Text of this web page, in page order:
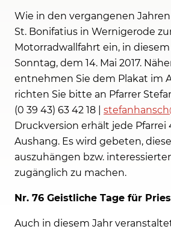
Wie in den vergangenen
St. Bonifatius in Wernigerode
Motorradwallfahrt ein, in diesem
Sonntag, dem 14. Mai 2017.
entnehmen Sie dem Plakat im
richten Sie bitte an Pfarrer
(0 39 43) 63 42 18 |
Druckversion erhält jede Pfarrei
Aushang. Es wird gebeten,
auszuhängen bzw.
zugänglich zu machen.
Nr. 76 Geistliche Tage für
Auch in diesem Jahr